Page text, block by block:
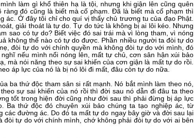
làm gì khổ thiên hạ là tội, nhưng khi giận lên cũng quên
ràng đó cũng là biết mà cố phạm. Đã là biết mà cố phạm thì
ác. Ở đây tôi chỉ cho quí vị thấy chủ trương tu của đạo Phật.
giải thoát là tự do. Tự do tức là không bị ai lôi kéo. Nhưng
sao có tự do? Biết việc đó sai trái mà vì lòng tham, vì nóng
không thể nào có tự do được. Phần nhiều người ta đòi tự do
đòi tự do với chính quyền mà không đòi tự do với mình, đó
nếu mình nổi nóng lên, mất tự chủ, cơn sân hận xúi bảo
mà nói năng theo sự sai khiến của cơn giận là mất tự do rồi.
áp lực của nó là bị nó lôi đi mất, đâu còn tự do nữa.
ba thứ độc tham sân si rất mạnh. Nó bắt mình làm theo nó,
sự sai khiến của nó rồi thì đời sau nó dẫn đi đâu ta theo
tốt trong hiện đời cũng như đời sau thì phải đừng bị áp lực
Ba thứ độc đó chuyên xúi bảo chúng ta tạo nghiệp ác, từ
các đường ác. Do đó ta mất tự do ngay bây giờ và đời sau lại
đòi tự do với chính mình, chớ không phải đòi tự do với ai bên